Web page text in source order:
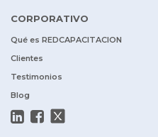
CORPORATIVO
Qué es REDCAPACITACION
Clientes
Testimonios
Blog